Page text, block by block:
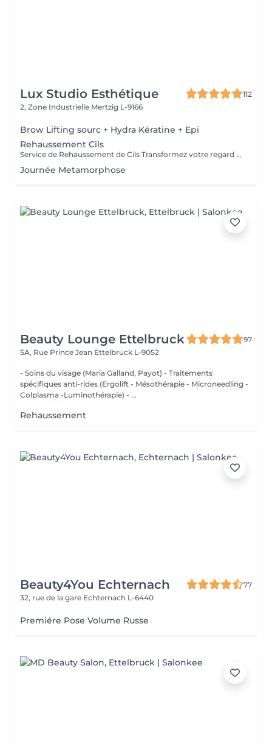
Lux Studio Esthétique
112
2, Zone Industrielle Mertzig L-9166
Brow Lifting sourc + Hydra Kératine + Epi
Rehaussement Cils
Service de Rehaussement de Cils Transformez votre regard avec notre service de rehaussement de cils, disponible avec ou sans teinture. Notre technique avancée inclut : - *Courbure Durable* : Nous sublimons vos cils naturels en leur apportant une courbure élégante et durable. - *Option avec Teinture* : Pour un effet encore plus spectaculaire, ajoutez de la couleur à vos cils, vous libérant ainsi de l'utilisation quotidienne de mascara. - *Hydratation Incluse* : Nos traitements incluent une hydratation profonde, garantissant des cils sains et forts. ### Entretien Pour maintenir l'effet souhaité et éviter d'endommager vos cils, nous recommandons de refaire le traitement toutes les 4 à 6 semaines. Ainsi, vous assurez un regard toujours éblouissant tout en préservant la santé de vos cils. Prenez rendez-vous dès aujourd'hui et sublimez la beauté naturelle de vos yeux !
Journée Metamorphose
Beauty Lounge Ettelbruck
97
5A, Rue Prince Jean Ettelbruck L-9052
- Soins du visage (Maria Galland, Payot) - Traitements
spécifiques anti-rides (Ergolift - Mésothérapie - Microneedling -
Colplasma -Luminothérapie) - ...
Rehaussement
Beauty4You Echternach
77
32, rue de la gare Echternach L-6440
Premiére Pose Volume Russe